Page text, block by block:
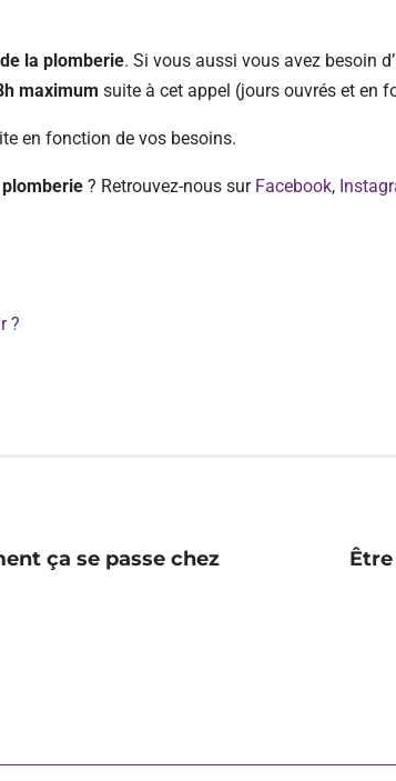
la plomberie. Si vous aussi vous avez besoin
maximum suite à cet appel (jours ouvrés et en
en fonction de vos besoins.
? Retrouvez-nous sur Facebook,
?
ça se passe chez